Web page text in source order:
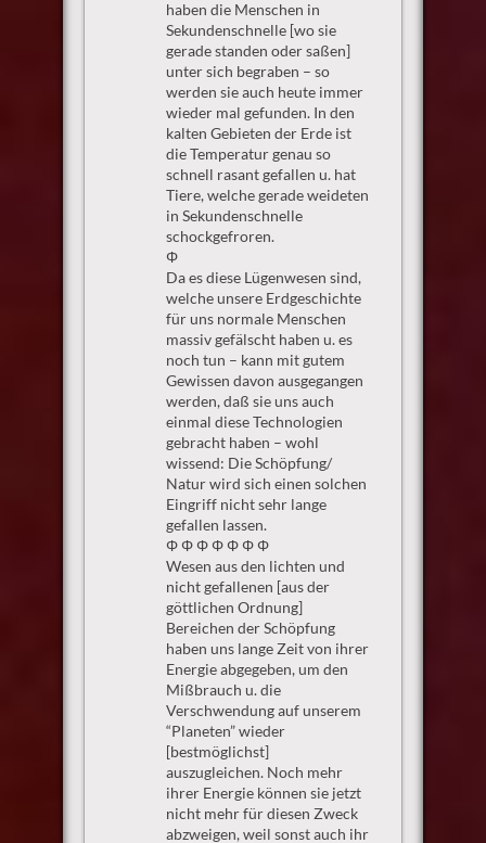
haben die Menschen in
Sekundenschnelle [wo sie
gerade standen oder saßen]
unter sich begraben – so
werden sie auch heute immer
wieder mal gefunden. In den
kalten Gebieten der Erde ist
die Temperatur genau so
schnell rasant gefallen u. hat
Tiere, welche gerade weideten
in Sekundenschnelle
schockgefroren.
Φ
Da es diese Lügenwesen sind,
welche unsere Erdgeschichte
für uns normale Menschen
massiv gefälscht haben u. es
noch tun – kann mit gutem
Gewissen davon ausgegangen
werden, daß sie uns auch
einmal diese Technologien
gebracht haben – wohl
wissend: Die Schöpfung/
Natur wird sich einen solchen
Eingriff nicht sehr lange
gefallen lassen.
Φ Φ Φ Φ Φ Φ Φ
Wesen aus den lichten und
nicht gefallenen [aus der
göttlichen Ordnung]
Bereichen der Schöpfung
haben uns lange Zeit von ihrer
Energie abgegeben, um den
Mißbrauch u. die
Verschwendung auf unserem
“Planeten” wieder
[bestmöglichst]
auszugleichen. Noch mehr
ihrer Energie können sie jetzt
nicht mehr für diesen Zweck
abzweigen, weil sonst auch ihr